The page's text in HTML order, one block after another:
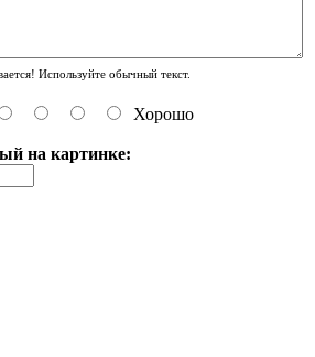
Используйте обычный текст.
Хорошо
на картинке: